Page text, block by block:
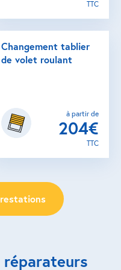
TTC
Changement tablier
de volet roulant
à partir de
204€
TTC
réparateurs